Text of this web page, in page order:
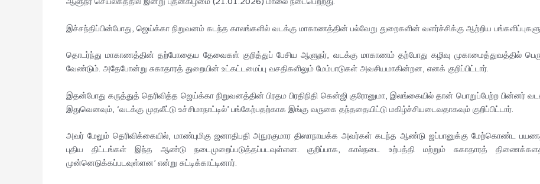
இச்சந்திப்பின்போது, ஜெய்க்கா நிறுவனம் கடந்த காலங்களில் வடக்கு மாகாணத்தின் பல்வேறு துறைகளின் வளர்ச்சிக்கு ஆற்றிய
தொடர்ந்து மாகாணத்தின் தற்போதைய தேவைகள் குறித்துப் பேசிய ஆளுநர், வடக்கு மாகாணம் தற்போது கழிவு முகாமைத்துவத்தில்
வேண்டும். அதேபோன்று சுகாதாரத் துறையின் உட்கட்டமைப்பு வசதிகளிலும் மேம்பாடுகள் அவசியமாகின்றன, எனக் குறிப்பிட்டார்.
இதன்போது கருத்துத் தெரிவித்த ஜெய்க்கா நிறுவனத்தின் பிரதம பிரதிநிதி கென்ஜி குரோனுமா, இலங்கையில் தான் பொறுப்பேற்ற
இதுவெனவும், ‘வடக்கு முதலீட்டு உச்சிமாநாட்டில்’ பங்கேற்பதற்காக இங்கு வருகை தந்ததையிட்டு மகிழ்ச்சியடைவதாகவும் குறிப்பிட்டார்.
அவர் மேலும் தெரிவிக்கையில், மாண்புமிகு ஜனாதிபதி அநுரகுமார திஸாநாயக்க அவர்கள் கடந்த ஆண்டு ஜப்பானுக்கு மேற்கொண்ட
புதிய திட்டங்கள் இந்த ஆண்டு நடைமுறைப்படுத்தப்படவுள்ளன. குறிப்பாக, கால்நடை உற்பத்தி மற்றும் சுகாதாரத்
முன்னெடுக்கப்படவுள்ளன’ என்று சுட்டிக்காட்டினார்.